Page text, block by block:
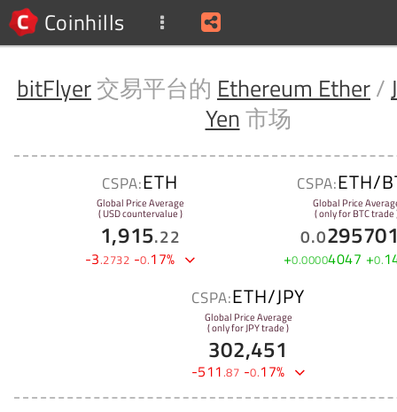
Coinhills
bitFlyer交易平台的 Ethereum Ether/
Yen市场
CSPA:ETH
Global Price Average
( USD countervalue )
1,915.22
-3.2732 -0.17%
CSPA:ETH/
Global Price
( only for BTC trade
0.0
+0.00004047 +0.
CSPA:ETH/JPY
Global Price Average
( only for JPY trade )
302,451
-511.87 -0.17%